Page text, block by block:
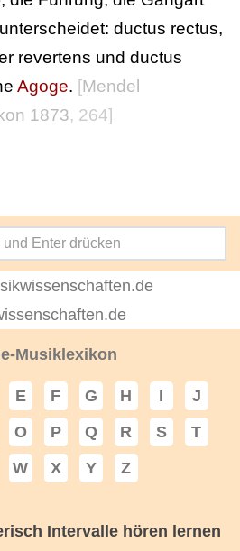
ductus rectus,
revertens und ductus
Agoge. [Mendel
1873, 264]
Musiklexikon
E F G H I
J
O P Q R S
T
W X Y Z
Intervalle hören lernen